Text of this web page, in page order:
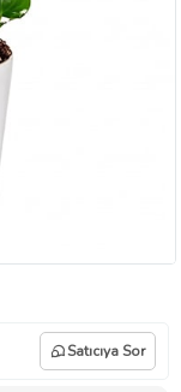
Satıcıya Sor